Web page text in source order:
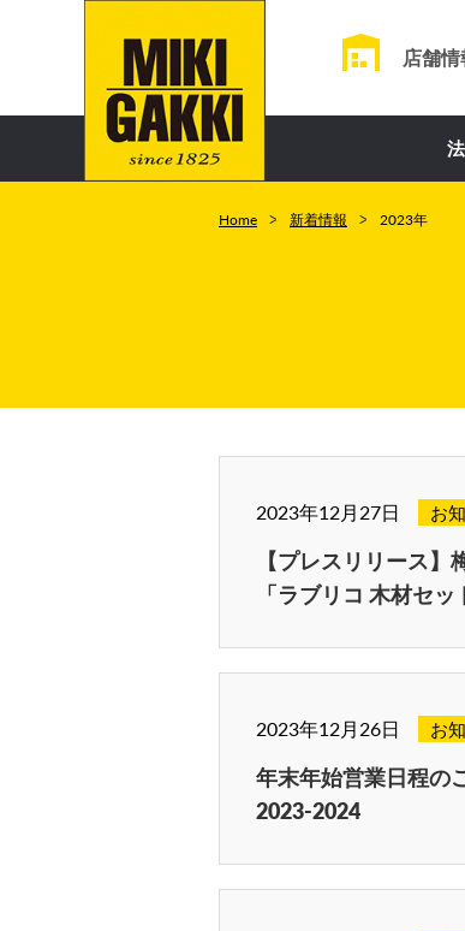
店舗情
Home 新着情報 2023年
2023年12月27日 お
【プレスリリース
「ラブリコ 木材セ
2023年12月26日 お
年末年始営業日程の
2023-2024